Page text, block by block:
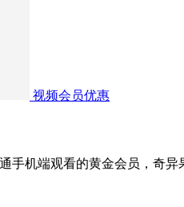
视频会员优惠
手机端观看的黄金会员，奇